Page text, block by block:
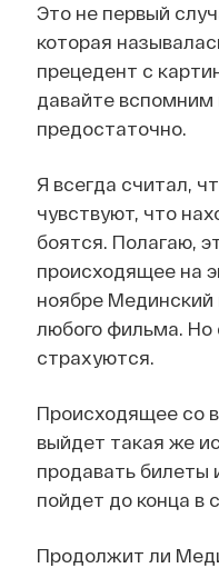
Это не первый
которая
прецедент с
давайте вспомним
предостаточно.
Я всегда считал,
чувствуют, что
боятся. Полагаю,
происходящее на
ноябре Мединский
любого фильма. Но
страхуются.
Происходящее со
выйдет такая же
продавать билеты
пойдет до конца в
Продолжит ли